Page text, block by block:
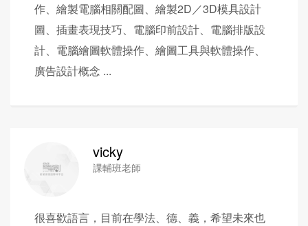
作、繪製電腦相關配圖、繪製2D／3D模具設計
圖、插畫表現技巧、電腦印前設計、電腦排版設
計、電腦繪圖軟體操作、繪圖工具與軟體操作、
廣告設計概念 ...
vicky
課輔班老師
很喜歡語言，目前在學法、德、義，希望未來也